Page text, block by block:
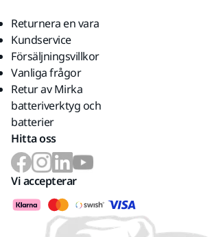
Returnera en vara
Kundservice
Försäljningsvillkor
Vanliga frågor
Retur av Mirka
batteriverktyg och
batterier
Hitta oss
Vi accepterar